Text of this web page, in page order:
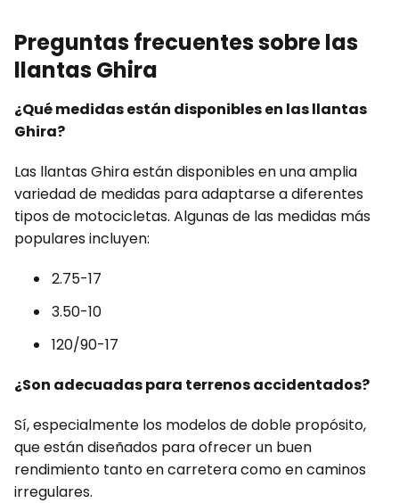
Preguntas frecuentes sobre las
llantas Ghira
¿Qué medidas están disponibles en las llantas
Ghira?
Las llantas Ghira están disponibles en una amplia
variedad de medidas para adaptarse a diferentes
tipos de motocicletas. Algunas de las medidas más
populares incluyen:
2.75-17
3.50-10
120/90-17
¿Son adecuadas para terrenos accidentados?
Sí, especialmente los modelos de doble propósito,
que están diseñados para ofrecer un buen
rendimiento tanto en carretera como en caminos
irregulares.